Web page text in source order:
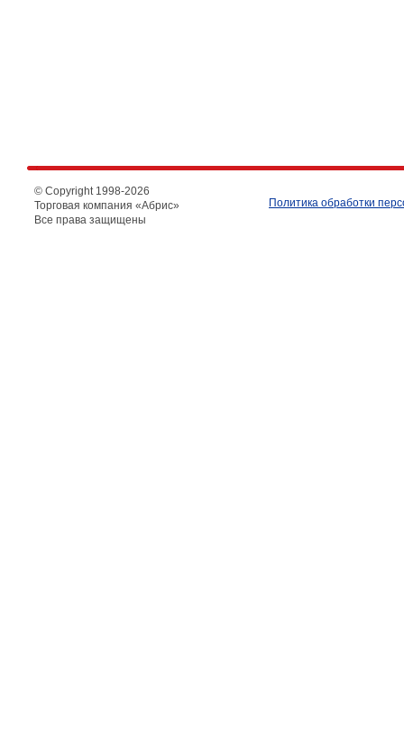
© Copyright 1998-2026
Торговая компания «Абрис»
Все права защищены
Политика обработки